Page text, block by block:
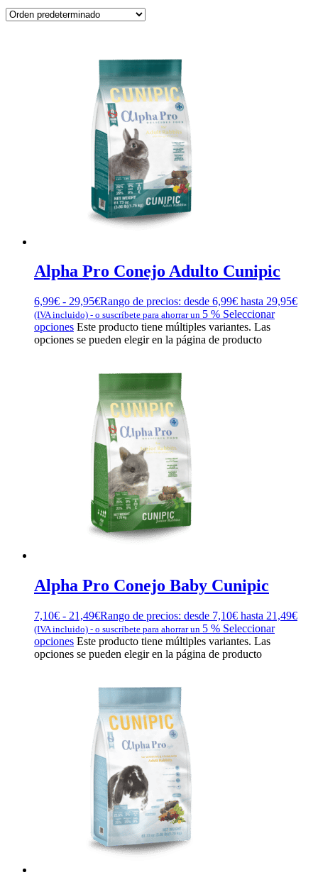
Alpha Pro Conejo Adulto Cunipic
6,99€ - 29,95€Rango de precios: desde 6,99€ hasta 29,95€
(IVA incluido) - o suscríbete para ahorrar un 5 % Seleccionar
opciones Este producto tiene múltiples variantes. Las
opciones se pueden elegir en la página de producto
Alpha Pro Conejo Baby Cunipic
7,10€ - 21,49€Rango de precios: desde 7,10€ hasta 21,49€
(IVA incluido) - o suscríbete para ahorrar un 5 % Seleccionar
opciones Este producto tiene múltiples variantes. Las
opciones se pueden elegir en la página de producto